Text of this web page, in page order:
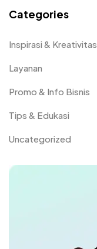
Categories
Inspirasi & Kreativitas
Layanan
Promo & Info Bisnis
Tips & Edukasi
Uncategorized